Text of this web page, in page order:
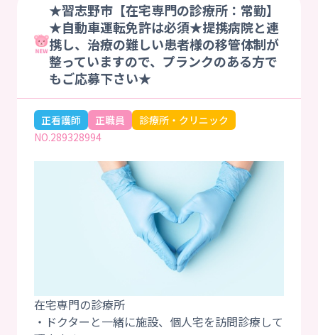
★習志野市【在宅専門の診療所：常勤】
★自動車運転免許は必須★提携病院と連
携し、治療の難しい患者様の移管体制が
整っていますので、プランクのある方で
もご応募下さい★
正看護師 正職員
診療所・クリニック
NO.289328994
在宅専門の診療所
・ドクターと一緒に施設、個人宅を訪問診療して